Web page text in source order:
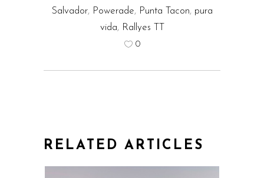
Salvador, Powerade, Punta Tacon, pura
vida, Rallyes TT
0
RELATED ARTICLES